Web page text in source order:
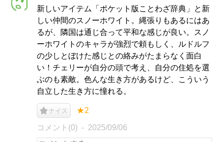
新しいアイテム「ポケット版ことわざ辞典」と新
しい仲間のスノーホワイト。縄張りもあるにはあ
るが、隣国は通じ合って平和な感じが良い。スノ
ーホワイトのキャラが強烈で頼もしく、ルドルフ
の少しとぼけた感じとの絡みがたまらなく面白
い！チェリーが自分の頭で考え、自分の住処を選
ぶのも素敵。色んな生き方があるけど、こういう
自立した生き方に憧れる。
ナイス ★2
コメント(0) 2025/09/06